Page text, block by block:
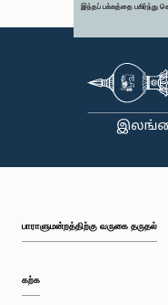
இந்தப் பக்கத்தை பகிர்ந்து
பாராளுமன்றத்திற்கு வருகை தருதல்
கற்க